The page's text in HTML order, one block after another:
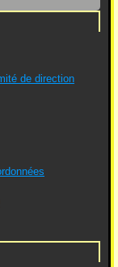
de direction